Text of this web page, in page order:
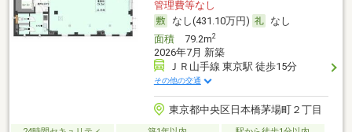
管理費等なし
なし(431.10万円)
なし
面積79.2m2
2026年7月 新築
ＪＲ山手線 東京駅 徒歩15分
その他の交通
東京都中央区日本橋茅場町２丁目